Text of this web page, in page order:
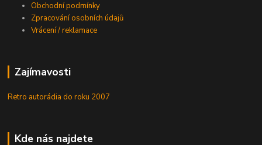
Obchodní podmínky
Zpracování osobních údajů
Vrácení / reklamace
Zajímavosti
Retro autorádia do roku 2007
Kde nás najdete